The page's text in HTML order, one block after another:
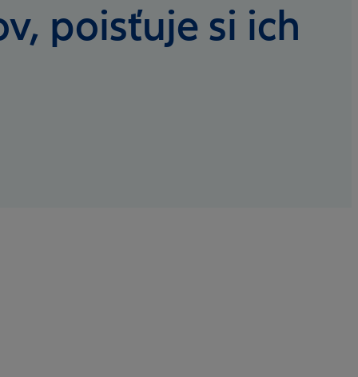
poisťuje si ich